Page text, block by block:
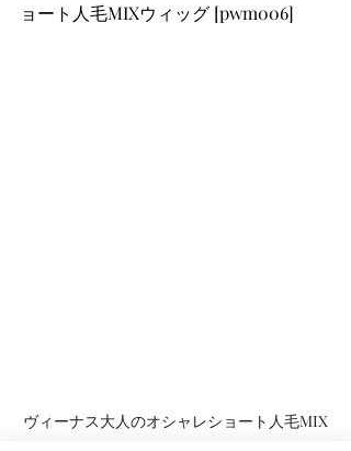
ョート人毛MIXウィッグ [pwm006]
ヴィーナス大人のオシャレショート人毛MIX